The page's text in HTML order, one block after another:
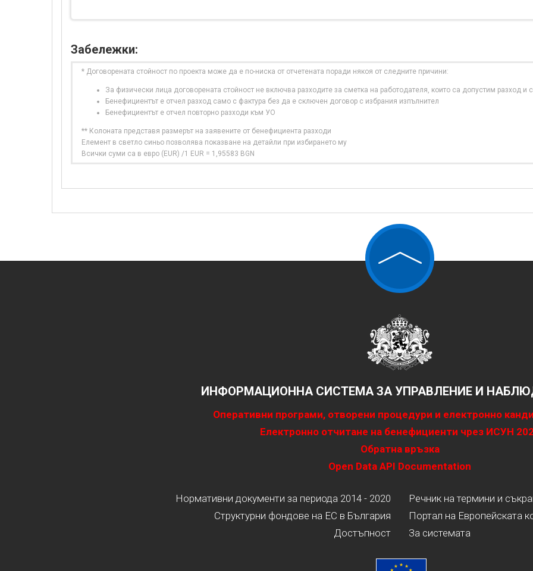
Забележки:
* Договорената стойност по проекта може да е по-ниска от отчетената поради някоя от следните причини:
За физически лица договорената стойност не включва разходите за сметка на работодателя, които са допустим разход и
Бенефициентът е отчел разход само с фактура без да е сключен договор с избрания изпълнител
Бенефициентът е отчел повторно разходи към УО
** Колоната представя размерът на заявените от бенефициента разходи
Елемент в светло синьо позволява показване на детайли при избирането му
Всички суми са в евро (EUR) /1 EUR = 1,95583 BGN
ИНФОРМАЦИОННА СИСТЕМА ЗА УПРАВЛЕНИЕ И
Оперативни програми, отворени процедури и електронно
Електронно отчитане на бенефициенти чрез ИСУН
Обратна връзка
Open Data API Documentation
Нормативни документи за периода 2014 - 2020
Структурни фондове на ЕС в България
Достъпност
Речник на термини и
Портал на Европейската
За системата